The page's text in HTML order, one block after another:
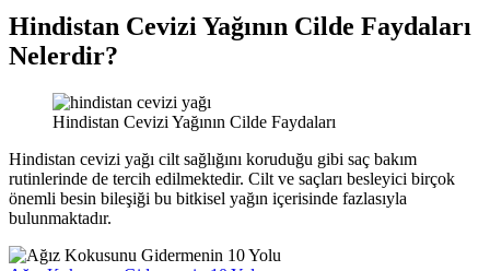
Hindistan Cevizi Yağının Cilde Faydaları
Nelerdir?
Hindistan Cevizi Yağının Cilde Faydaları
Hindistan cevizi yağı cilt sağlığını koruduğu gibi saç bakım
rutinlerinde de tercih edilmektedir. Cilt ve saçları besleyici birçok
önemli besin bileşiği bu bitkisel yağın içerisinde fazlasıyla
bulunmaktadır.